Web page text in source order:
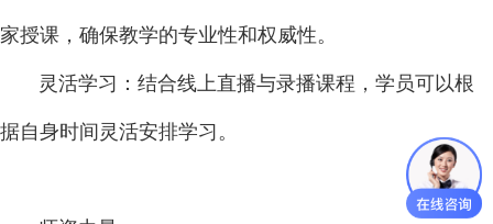
家授课，确保教学的专业性和权威性。
灵活学习：结合线上直播与录播课程，学员可以根
据自身时间灵活安排学习。